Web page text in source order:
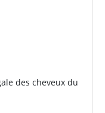
des cheveux du